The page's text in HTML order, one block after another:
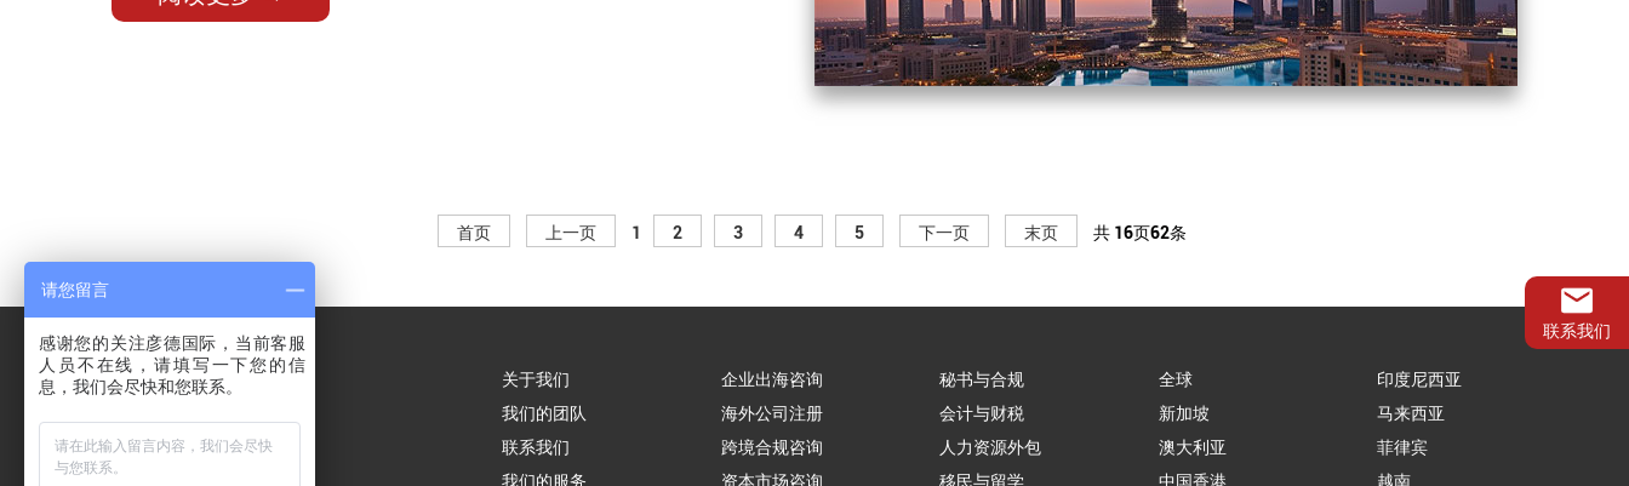
首页 上一页 1 2 3 4 5 下一页 末页 共 16页62条
关于我们
我们的团队
联系我们
我们的服务
企业出海咨询
海外公司注册
跨境合规咨询
资本市场咨询
秘书与合规
会计与财税
人力资源外包
移民与留学
全球
新加坡
澳大利亚
中国香港
印度尼西亚
马来西亚
菲律宾
越南
联系我们
请您留言
感谢您的关注彦德国际，当前客服
人员不在线，请填写一下您的信
息，我们会尽快和您联系。